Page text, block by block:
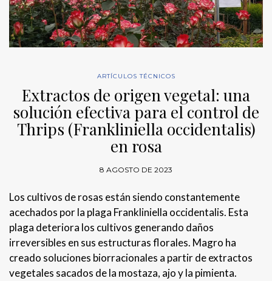
ARTÍCULOS TÉCNICOS
Extractos de origen vegetal: una
solución efectiva para el control de
Thrips (Frankliniella occidentalis)
en rosa
8 AGOSTO DE 2023
Los cultivos de rosas están siendo constantemente
acechados por la plaga Frankliniella occidentalis. Esta
plaga deteriora los cultivos generando daños
irreversibles en sus estructuras florales. Magro ha
creado soluciones biorracionales a partir de extractos
vegetales sacados de la mostaza, ajo y la pimienta.